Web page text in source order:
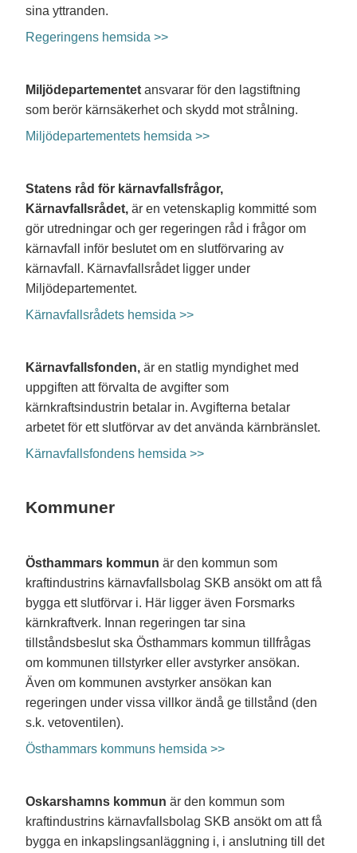
sina yttranden.
Regeringens hemsida >>
Miljödepartementet ansvarar för den lagstiftning
som berör kärnsäkerhet och skydd mot strålning.
Miljödepartementets hemsida >>
Statens råd för kärnavfallsfrågor,
Kärnavfallsrådet, är en vetenskaplig kommitté som
gör utredningar och ger regeringen råd i frågor om
kärnavfall inför beslutet om en slutförvaring av
kärnavfall. Kärnavfallsrådet ligger under
Miljödepartementet.
Kärnavfallsrådets hemsida >>
Kärnavfallsfonden, är en statlig myndighet med
uppgiften att förvalta de avgifter som
kärnkraftsindustrin betalar in. Avgifterna betalar
arbetet för ett slutförvar av det använda kärnbränslet.
Kärnavfallsfondens hemsida >>
Kommuner
Östhammars kommun är den kommun som
kraftindustrins kärnavfallsbolag SKB ansökt om att få
bygga ett slutförvar i. Här ligger även Forsmarks
kärnkraftverk. Innan regeringen tar sina
tillståndsbeslut ska Östhammars kommun tillfrågas
om kommunen tillstyrker eller avstyrker ansökan.
Även om kommunen avstyrker ansökan kan
regeringen under vissa villkor ändå ge tillstånd (den
s.k. vetoventilen).
Östhammars kommuns hemsida >>
Oskarshamns kommun är den kommun som
kraftindustrins kärnavfallsbolag SKB ansökt om att få
bygga en inkapslingsanläggning i, i anslutning till det